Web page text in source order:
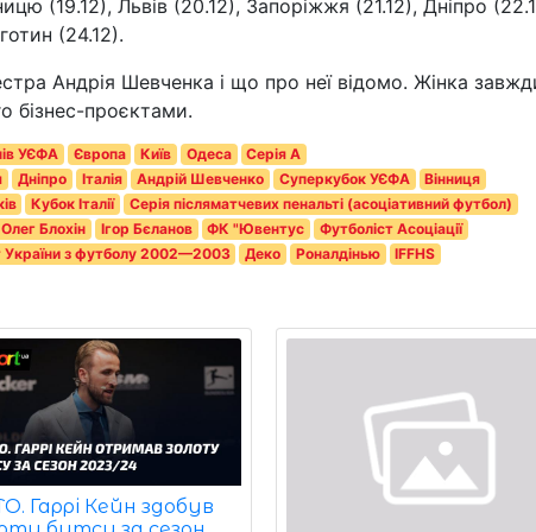
(19.12), Львів (20.12), Запоріжжя (21.12), Дніпро
(24.12).
Андрія Шевченка і що про неї відомо. Жінка
бізнес-проєктами.
УЄФА Європа Київ Одеса
Серія A
Дніпро Італія Андрій Шевченко Суперкубок УЄФА
Вінниця
Кубок Італії
Серія післяматчевих пенальті (асоціативний футбол)
Олег Блохін Ігор Бєланов ФК "Ювентус
Футболіст Асоціації
України з футболу 2002—2003 Деко Роналдінью IFFHS
Гаррі Кейн здобув